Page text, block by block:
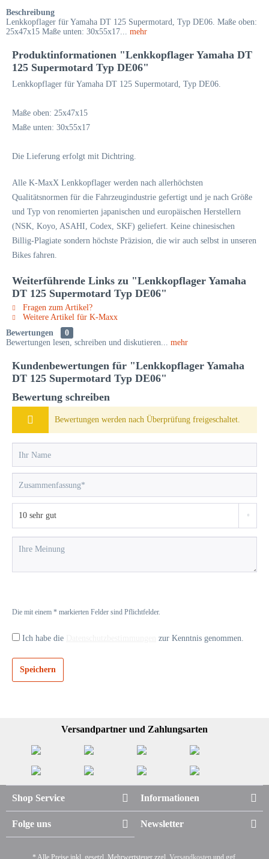
Beschreibung
Lenkkopflager für Yamaha DT 125 Supermotard, Typ DE06. Maße oben:
25x47x15 Maße unten: 30x55x17... mehr
Produktinformationen "Lenkkopflager Yamaha DT
125 Supermotard Typ DE06"
Lenkkopflager für Yamaha DT 125 Supermotard, Typ DE06.
Maße oben: 25x47x15
Maße unten: 30x55x17
Die Lieferung erfolgt mit Dichtring.
Alle K-MaxX Lenkkopflager werden nach allerhöchsten
Qualitätsnormen für die Fahrzeugindustrie gefertigt und je nach Größe
und Typ von renomierten japanischen und europäischen Herstellern
(NSK, Koyo, ASAHI, Codex, SKF) geliefert. Keine chinesischen
Billig-Plagiate sondern höchste Präzision, die wir auch selbst in unseren
Bikes fahren.
Weiterführende Links zu "Lenkkopflager Yamaha
DT 125 Supermotard Typ DE06"
Fragen zum Artikel?
Weitere Artikel für K-Maxx
Bewertungen
0
Bewertungen lesen, schreiben und diskutieren... mehr
Kundenbewertungen für "Lenkkopflager Yamaha
DT 125 Supermotard Typ DE06"
Bewertung schreiben
Bewertungen werden nach Überprüfung freigeschaltet.
Die mit einem * markierten Felder sind Pflichtfelder.
Ich habe die zur Kenntnis genommen.
Speichern
Versandpartner und Zahlungsarten
Shop Service Informationen
Folge uns Newsletter